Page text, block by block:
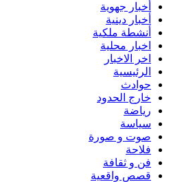
أخبار جهوية
أخبار دينية
أنشطة ملكية
اخبار محلية
اخر الاخبار
الرئيسية
حوادث
خارج الحدود
رياضة
سياسة
صوت و صورة
فلاحة
فن و ثقافة
قصص واقعية